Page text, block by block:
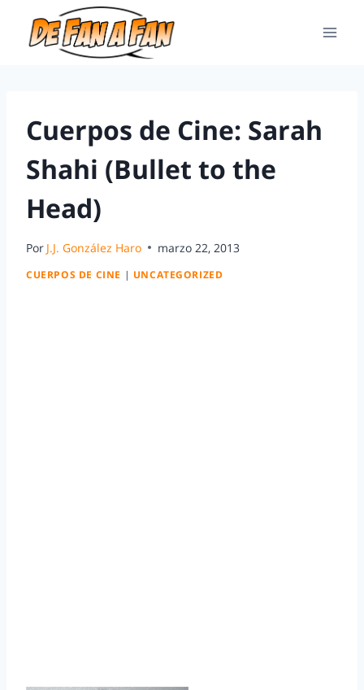
Cuerpos de Cine: Sarah
Shahi (Bullet to the
Head)
Por J.J. González Haro marzo 22, 2013
CUERPOS DE CINE | UNCATEGORIZED